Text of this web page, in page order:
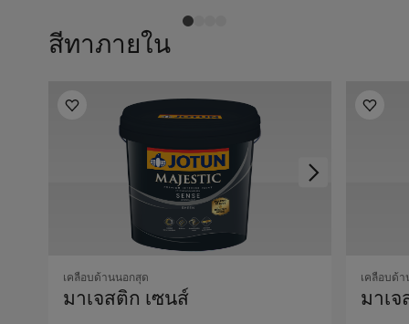
สีทาภายใน
เคลือบด้านนอกสุด
มาเจสติก เซนส์
เคลือบด้
มาเ